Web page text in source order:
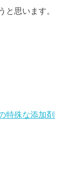
と思います。
特殊な添加剤